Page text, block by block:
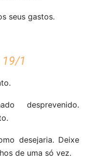
seus gastos.
19/1
desprevenido.
desejaria. Deixe
de uma só vez.